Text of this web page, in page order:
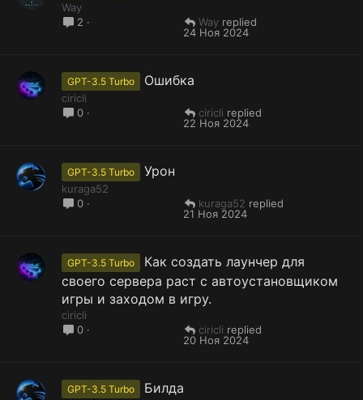
Way
2
24 Ноя 2024
Way
GPT-3.5 Turbo Ошибка
ciricli
0
22 Ноя 2024
ciricli
GPT-3.5 Turbo Урон
kuraga52
0
21 Ноя 2024
kuraga52
GPT-3.5 Turbo
Как создать лаунчер для
своего сервера раст с автоустановщиком
игры и заходом в игру.
ciricli
0
20 Ноя 2024
ciricli
GPT-3.5 Turbo Билда